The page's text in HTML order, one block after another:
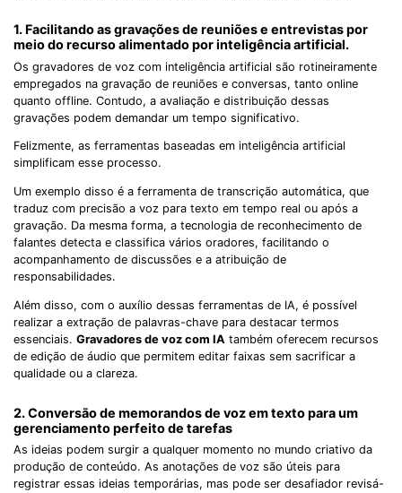
1. Facilitando as gravações de reuniões e entrevistas por
meio do recurso alimentado por inteligência artificial.
Os gravadores de voz com inteligência artificial são rotineiramente
empregados na gravação de reuniões e conversas, tanto online
quanto offline. Contudo, a avaliação e distribuição dessas
gravações podem demandar um tempo significativo.
Felizmente, as ferramentas baseadas em inteligência artificial
simplificam esse processo.
Um exemplo disso é a ferramenta de transcrição automática, que
traduz com precisão a voz para texto em tempo real ou após a
gravação. Da mesma forma, a tecnologia de reconhecimento de
falantes detecta e classifica vários oradores, facilitando o
acompanhamento de discussões e a atribuição de
responsabilidades.
Além disso, com o auxílio dessas ferramentas de IA, é possível
realizar a extração de palavras-chave para destacar termos
essenciais. Gravadores de voz com IA também oferecem recursos
de edição de áudio que permitem editar faixas sem sacrificar a
qualidade ou a clareza.
2. Conversão de memorandos de voz em texto para um
gerenciamento perfeito de tarefas
As ideias podem surgir a qualquer momento no mundo criativo da
produção de conteúdo. As anotações de voz são úteis para
registrar essas ideias temporárias, mas pode ser desafiador revisá-